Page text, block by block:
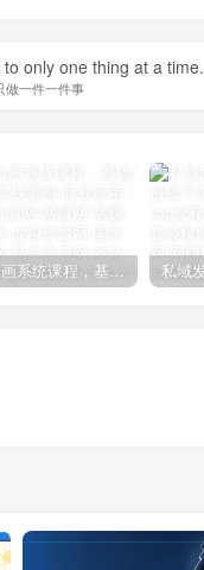
only one thing at a time.
做一件一件事
AI绘画系统课程，基础入门-实战案例-商业应用